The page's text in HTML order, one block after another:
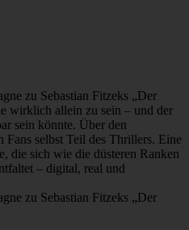
zu Sebastian Fitzeks „Der
wirklich allein zu sein – und der
sein könnte. Über den
Fans selbst Teil des Thrillers. Eine
die sich wie die düsteren Ranken
– digital, real und
zu Sebastian Fitzeks „Der